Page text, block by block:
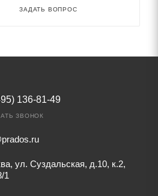
ЗАДАТЬ ВОПРОС
136-81-49
ЗВОНОК
ул. Суздальская, д.10, к.2,
1